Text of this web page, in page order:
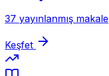
37 yayınlanmış makale
Keşfet